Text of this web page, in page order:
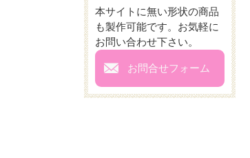
本サイトに無い形状の商品
も製作可能です。お気軽に
お問い合わせ下さい。
mail お問合せフォーム